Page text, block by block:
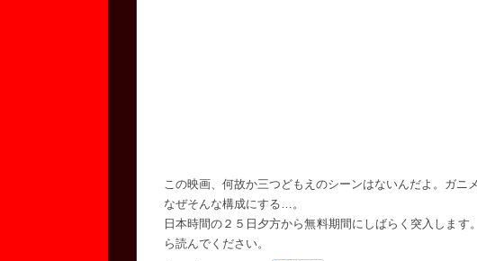
この映画、何故か三つどもえのシーンはないんだよ。ガニ
なぜそんな構成にする…。
日本時間の２５日夕方から無料期間にしばらく突入しま
ら読んでください。